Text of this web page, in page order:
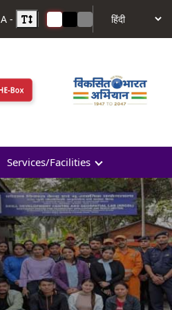
A -
Services/Facilities